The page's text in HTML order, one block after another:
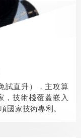
試直升），主攻算
，技術棧覆蓋嵌入
國家技術專利。